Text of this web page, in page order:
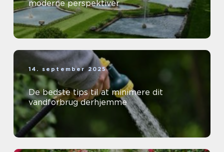
moderne perspektiver
14. september 2025
De bedste tips til at minimere dit
vandforbrug derhjemme